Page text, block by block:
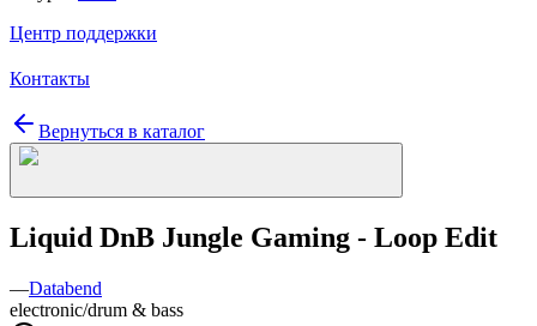
Центр поддержки
Контакты
Вернуться в каталог
Liquid DnB Jungle Gaming - Loop Edit
—Databend
electronic/drum & bass